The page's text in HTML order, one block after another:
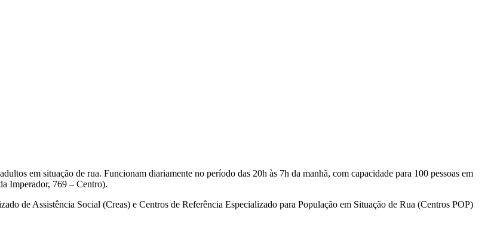
em situação de rua. Funcionam diariamente no período das 20h às 7h da manhã, com capacidade para 100 pessoas em
Imperador, 769 – Centro).
de Assistência Social (Creas) e Centros de Referência Especializado para População em Situação de Rua (Centros POP)